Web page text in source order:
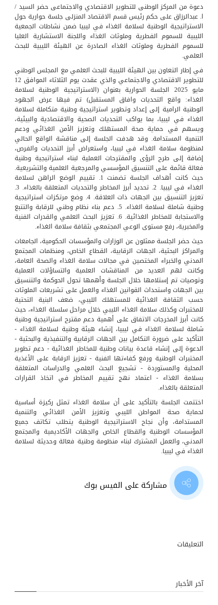
دعوة من المركز الوطنى للتطوير الاقتصادي والاجتماعى حضر السيد /
ا. عبدالرزاق على حكم رئيس قسم الاقتصاد المنزلى جلسة حوارية حول
الاستراتيجية الوطنية لسلامة الغذاء في ليبيا ضمن نشاطات الجمعية
الليبية للسموم الفطرية وملوثات الغذاء واللجنة الاستشارية العليا
للسموم الفطرية وملوثات الغذاء الصادرة عن الهيئة الليبية للبحث
العلمي.
في إطار التعاون بين الهيئة الليبية للبحث العلمي مع المجلس الوطني
للتطوير الاقتصادي والاجتماعي والذي عقدت يوم الثلاثاء الموافق 12
مايو 2025 الجلسة الحوارية بعنوان (الاستراتيجية الوطنية لسلامة
الغذاء: واقع التحديات وافاق المستقبل) تم فيها عرض الجهود
الوطنية الرامية إلى إعداد وتطوير استراتيجية وطنية متكاملة لسلامة
الغذاء في ليبيا، بما يواكب التحديات الصحية والاقتصادية والبيئية،
ويسهم في حماية صحة المستهلك وتعزيز الأمن الغذائي ودعم
التنمية المستدامة. وقد هدفت الجلسة إلى مناقشة الواقع الحالي
لمنظومة سلامة الغذاء في ليبيا، واستعراض أبرز التحديات والفرص،
إضافة إلى طرح الرؤى والمقترحات العملية لبناء استراتيجية وطنية
فعالة قائمة على التنسيق المؤسسي والمرجعية العلمية والتشريعية.
حيث كانت أهداف الجلسة تضمنت 1. تقييم الوضع الراهن لسلامة
الغذاء في ليبيا. 2. تحديد أبرز المخاطر والتحديات المتعلقة بالغذاء. 3.
تعزيز التنسيق بين الجهات ذات العلاقة. 4. وضع مرتكزات استراتيجية
وطنية شاملة لسلامة الغذاء. 5. دعم بناء نظام وطني للرقابة والتتبع
والاستجابة للمخاطر الغذائية. 6. تعزيز البحث العلمي والقدرات الفنية
والمخبرية، رفع مستوى الوعي المجتمعي بثقافة سلامة الغذاء.
حيث حضر الجلسة ممثلون عن الوزارات والمؤسسات الحكومية، الجامعات
والمراكز البحثية، الجهات الرقابية، القطاع الخاص، ومنظمات المجتمع
المدني والخبراء المختصين في مجالات سلامة الغذاء والصحة العامة،
وكانت لهم العديد من المناقشات العلمية والتساؤلات العملية
وتوصيات تم إستلامها خلال الجلسة وأهمها تحول الحوكمة والتنسيق
بين الجهات واستحداث القوانين الغذاء والعمل على تشريعات الملوثات
حسب الثقافة الغذائية للمستهلك الليبي، ضعف البنية التحتية
للمختبرات وكذلك سلامة الغذاء الليبي خلال مراحل سلسلة الغذاء، حيث
كانت أبرز المخرجات الاتفاق على أهمية دعم مقترح استراتيجية وطنية
شاملة لسلامة الغذاء في ليبيا، إنشاء هيئة وطنية لسلامة الغذاء -
التأكيد على ضرورة التكامل بين الجهات الرقابية والتنفيذية والبحثية -
الدعوة إلى إنشاء قاعدة بيانات وطنية للمخاطر الغذائية - دعم تطوير
المختبرات الوطنية ورفع كفاءتها الفنية - تعزيز الرقابة على الأغذية
المحلية والمستوردة - تشجيع البحث العلمي والدراسات المتعلقة
بسلامة الغذاء - اعتماد نهج تقييم المخاطر في اتخاذ القرارات
المتعلقة بالغذاء.
اختتمت الجلسة بالتأكيد على أن سلامة الغذاء تمثل ركيزة أساسية
لحماية صحة المواطن الليبي وتعزيز الأمن الغذائي والتنمية
المستدامة، وأن نجاح الاستراتيجية الوطنية يتطلب تكاتف جميع
المؤسسات الوطنية والقطاع الخاص والجهات الأكاديمية والمجتمع
المدني، والعمل المشترك لبناء منظومة وطنية فعالة وحديثة لسلامة
الغذاء في ليبيا.
مشاركة على الفيس بوك
التعليقات
آخر الأخبار